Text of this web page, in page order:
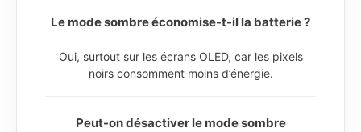
Le mode sombre économise-t-il la batterie ?
Oui, surtout sur les écrans OLED, car les pixels
noirs consomment moins d’énergie.
Peut-on désactiver le mode sombre